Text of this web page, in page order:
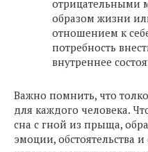
отрицательными
образом жизни
отношением к
потребность
внутреннее
Важно помнить, что
для каждого человека.
сна с гной из прыща,
эмоции, обстоятельства